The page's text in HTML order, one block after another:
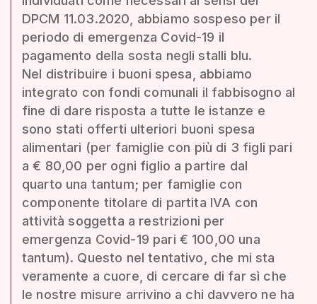
DPCM 11.03.2020, abbiamo sospeso per il
periodo di emergenza Covid-19 il
pagamento della sosta negli stalli blu.
Nel distribuire i buoni spesa, abbiamo
integrato con fondi comunali il fabbisogno al
fine di dare risposta a tutte le istanze e
sono stati offerti ulteriori buoni spesa
alimentari (per famiglie con più di 3 figli pari
a € 80,00 per ogni figlio a partire dal
quarto una tantum; per famiglie con
componente titolare di partita IVA con
attività soggetta a restrizioni per
emergenza Covid-19 pari € 100,00 una
tantum). Questo nel tentativo, che mi sta
veramente a cuore, di cercare di far sì che
le nostre misure arrivino a chi davvero ne ha